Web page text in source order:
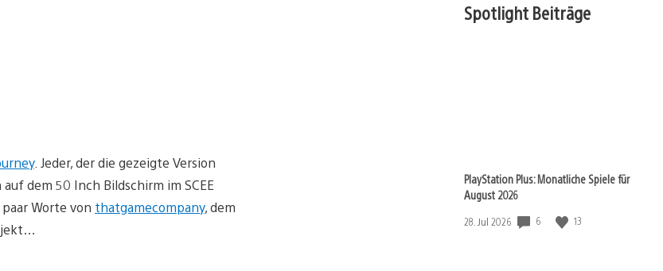
. Jeder, der die gezeigte Version
dem 50 Inch Bildschirm im SCEE
Worte von thatgamecompany, dem
Spotlight Beiträge
PlayStation Plus: Monatliche Spiele für
August 2026
Veröffentlichungsdatum:
28. Jul 2026 6 13